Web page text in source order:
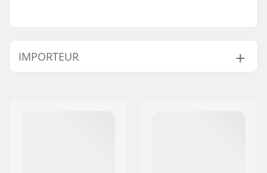
IMPORTEUR